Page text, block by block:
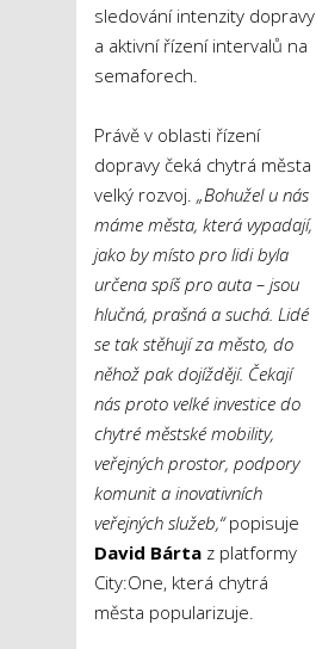
sledování intenzity dopravy
a aktivní řízení intervalů na
semaforech.
Právě v oblasti řízení
dopravy čeká chytrá města
velký rozvoj. „Bohužel u nás
máme města, která vypadají,
jako by místo pro lidi byla
určena spíš pro auta – jsou
hlučná, prašná a suchá. Lidé
se tak stěhují za město, do
něhož pak dojíždějí. Čekají
nás proto velké investice do
chytré městské mobility,
veřejných prostor, podpory
komunit a inovativních
veřejných služeb,“popisuje
David Bárta z platformy
City:One, která chytrá
města popularizuje.